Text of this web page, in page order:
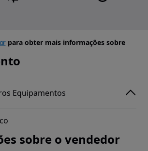
para obter mais informações sobre
Equipamentos
sobre o vendedor